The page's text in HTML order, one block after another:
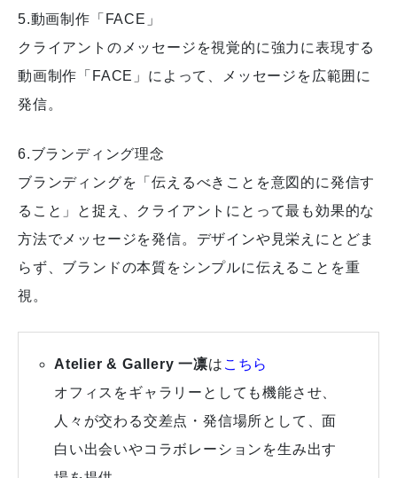
5.動画制作「FACE」
クライアントのメッセージを視覚的に強力に表現する
動画制作「FACE」によって、メッセージを広範囲に
発信。
6.ブランディング理念
ブランディングを「伝えるべきことを意図的に発信す
ること」と捉え、クライアントにとって最も効果的な
方法でメッセージを発信。デザインや見栄えにとどま
らず、ブランドの本質をシンプルに伝えることを重
視。
Atelier & Gallery 一凛は こちら
オフィスをギャラリーとしても機能させ、
人々が交わる交差点・発信場所として、面
白い出会いやコラボレーションを生み出す